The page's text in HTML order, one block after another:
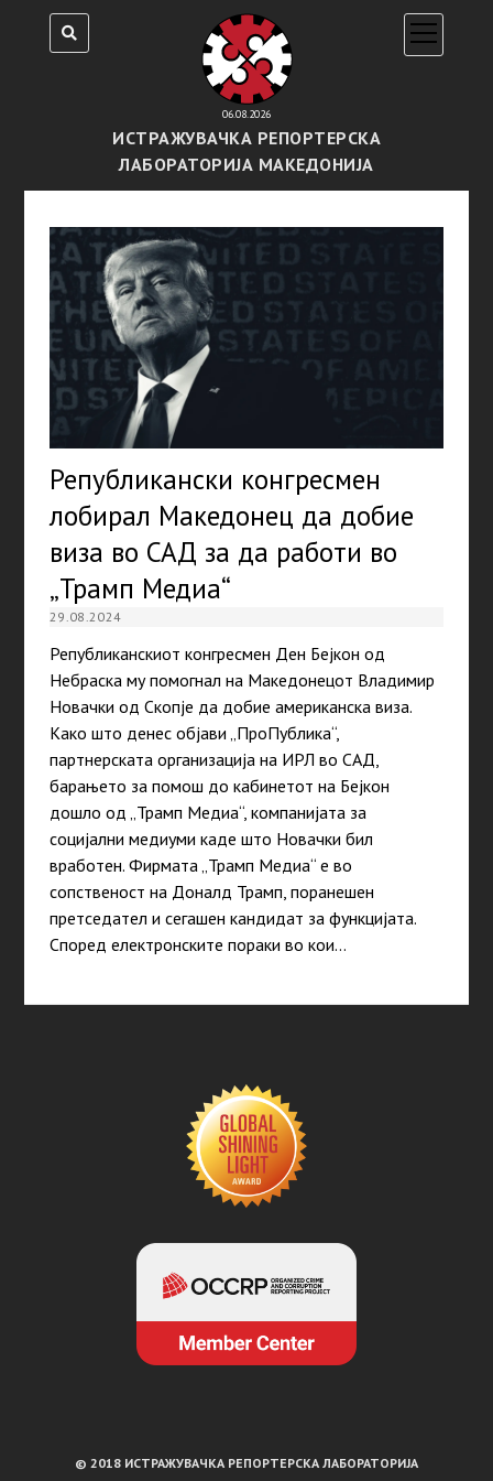
06.08.2026
ИСТРАЖУВАЧКА РЕПОРТЕРСКА
ЛАБОРАТОРИЈА МАКЕДОНИЈА
open
menu
Републикански конгресмен
лобирал Македонец да добие
виза во САД за да работи во
„Трамп Медиа“
29.08.2024
Републиканскиот конгресмен Ден Бејкон од
Небраска му помогнал на Македонецот Владимир
Новачки од Скопје да добие американска виза.
Како што денес објави „ПроПублика“,
партнерската организација на ИРЛ во САД,
барањето за помош до кабинетот на Бејкон
дошло од „Трамп Медиа“, компанијата за
социјални медиуми каде што Новачки бил
вработен. Фирмата „Трамп Медиа“ е во
сопственост на Доналд Трамп, поранешен
претседател и сегашен кандидат за функцијата.
Според електронските пораки во кои…
© 2018 ИСТРАЖУВАЧКА РЕПОРТЕРСКА ЛАБОРАТОРИЈА